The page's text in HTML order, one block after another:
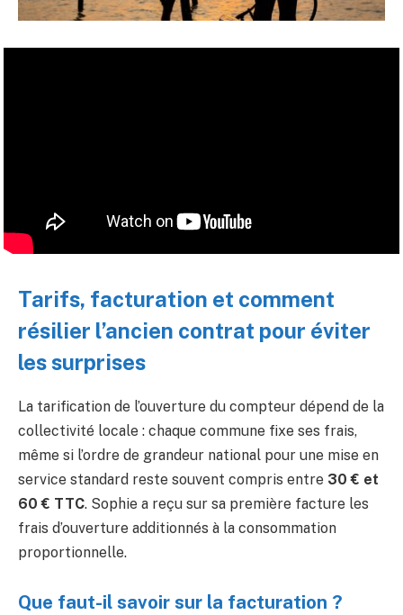
Tarifs, facturation et comment
résilier l’ancien contrat pour éviter
les surprises
La tarification de l’ouverture du compteur dépend de la
collectivité locale : chaque commune fixe ses frais,
même si l’ordre de grandeur national pour une mise en
service standard reste souvent compris entre 30 € et
60 € TTC. Sophie a reçu sur sa première facture les
frais d’ouverture additionnés à la consommation
proportionnelle.
Que faut-il savoir sur la facturation ?